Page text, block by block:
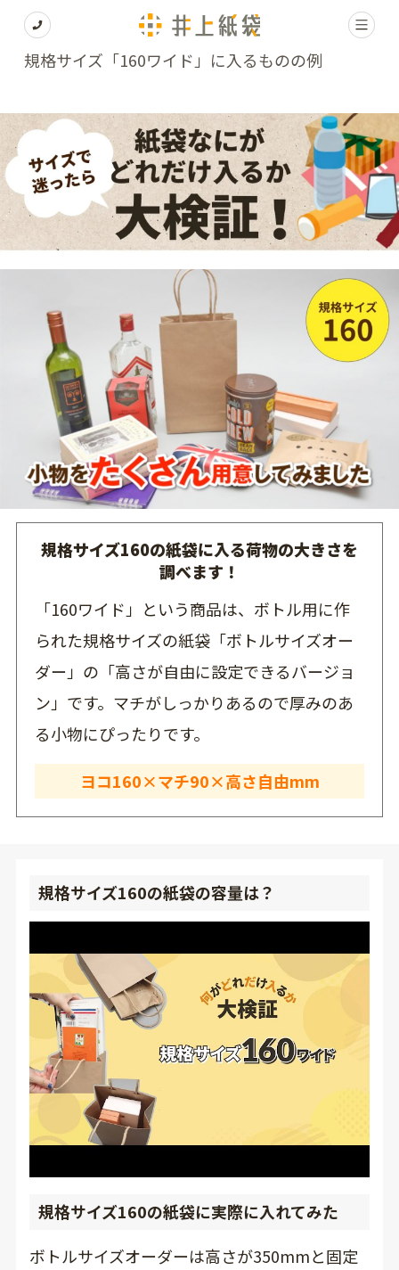
規格サイズ「160ワイド」に入るものの例
規格サイズ160の紙袋に入る荷物の大きさを
調べます！
「160ワイド」という商品は、ボトル用に作
られた規格サイズの紙袋「ボトルサイズオー
ダー」の「高さが自由に設定できるバージョ
ン」です。マチがしっかりあるので厚みのあ
る小物にぴったりです。
ヨコ160×マチ90×高さ自由mm
規格サイズ160の紙袋の容量は？
規格サイズ160の紙袋に実際に入れてみた
ボトルサイズオーダーは高さが350mmと固定